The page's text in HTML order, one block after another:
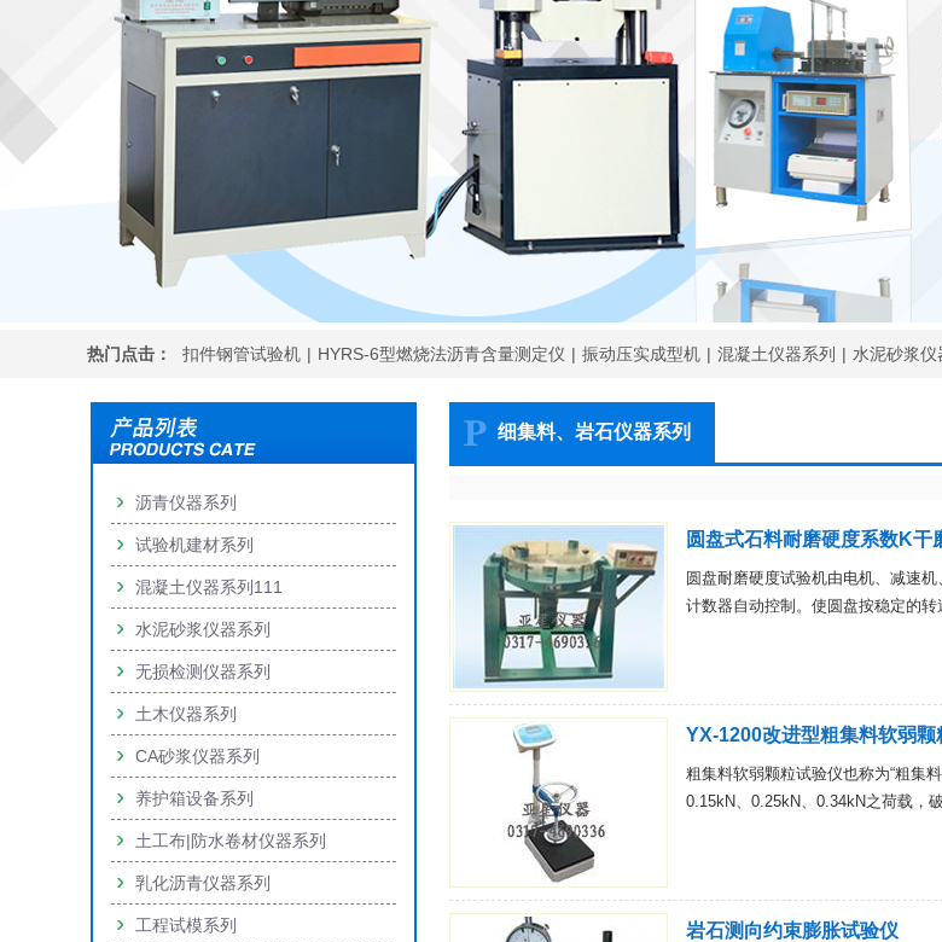
热门点击： 扣件钢管试验机 | HYRS-6型燃烧法沥青含量测定仪 | 振动压实成型机 | 混凝土仪器系列 | 水泥砂浆仪
细集料、岩石仪器系列
圆盘式石料耐磨硬度系数K干
圆盘耐磨硬度试验机由电机、减速
计数器自动控制。使圆盘按稳定的转
YX-1200改进型粗集料软弱颗
粗集料软弱颗粒试验仪也称为“粗集
0.15kN、0.25kN、0.34kN之荷载，
岩石测向约束膨胀试验仪
沥青仪器系列
试验机建材系列
混凝土仪器系列111
水泥砂浆仪器系列
无损检测仪器系列
土木仪器系列
CA砂浆仪器系列
养护箱设备系列
土工布|防水卷材仪器系列
乳化沥青仪器系列
工程试模系列
亚星公路建筑仪器欢迎您